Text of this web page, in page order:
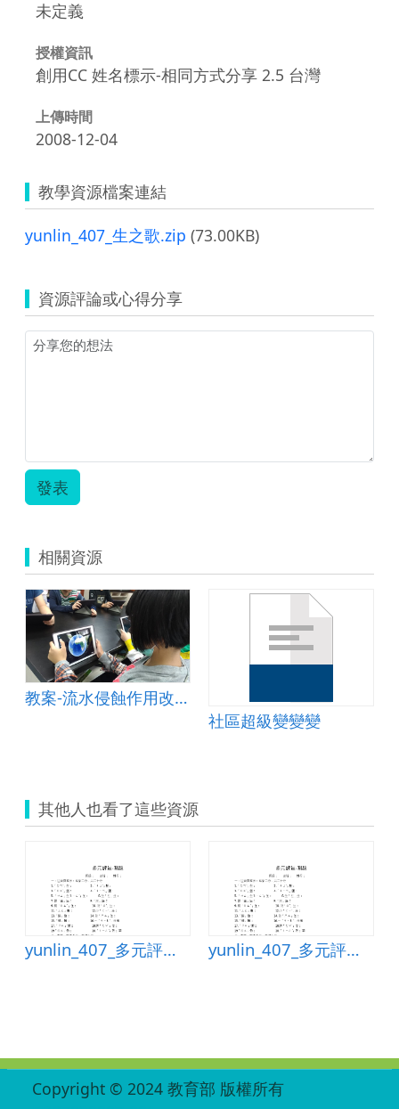
未定義
授權資訊
創用CC 姓名標示-相同方式分享 2.5 台灣
上傳時間
2008-12-04
教學資源檔案連結
yunlin_407_生之歌.zip (73.00KB)
資源評論或心得分享
發表
相關資源
教案-流水侵蝕作用改變地貌&amp;mdash;以峽谷為例
社區超級變變變
其他人也看了這些資源
yunlin_407_多元評量--測驗 yunlin_407_多元評量--測驗
Copyright © 2024 教育部 版權所有